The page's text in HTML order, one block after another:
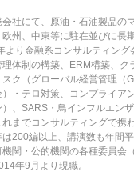
会社にて、原油・石油製品の
州、中東等に駐在並びに長
より金融系コンサルティン
体制の構築、ERM構築、
ク（グローバル経営管理（
・テロ対策、コンプライア
）、SARS・鳥インフルエン
れまでコンサルティングで携
200編以上、講演数も年間
機関・公的機関の各種委員会
年9月より現職。